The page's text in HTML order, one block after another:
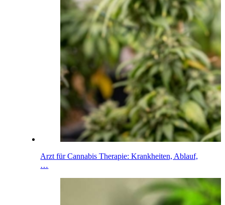
Arzt für Cannabis Therapie: Krankheiten, Ablauf,
…